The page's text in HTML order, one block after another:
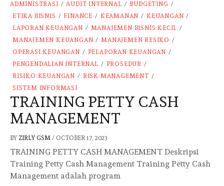
ADMINISTRASI / AUDIT INTERNAL / BUDGETING /
ETIKA BISNIS / FINANCE / KEAMANAN / KEUANGAN /
LAPORAN KEUANGAN / MANAJEMEN BISNIS KECIL /
MANAJEMEN KEUANGAN / MANAJEMEN RESIKO /
OPERASI KEUANGAN / PELAPORAN KEUANGAN /
PENGENDALIAN INTERNAL / PROSEDUR /
RISIKO KEUANGAN / RISK MANAGEMENT /
SISTEM INFORMASI
TRAINING PETTY CASH
MANAGEMENT
BY ZIRLY GSM / OCTOBER 17, 2023
TRAINING PETTY CASH MANAGEMENT Deskripsi
Training Petty Cash Management Training Petty Cash
Management adalah program